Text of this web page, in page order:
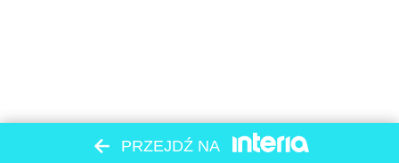
PRZEJDŹ NA